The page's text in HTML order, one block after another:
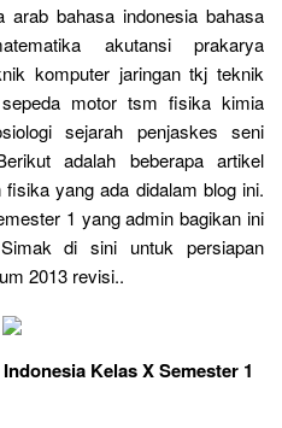
arab bahasa indonesia bahasa
akutansi prakarya
komputer jaringan tkj teknik
motor tsm fisika kimia
sejarah penjaskes seni
adalah beberapa artikel
yang ada didalam blog ini.
1 yang admin bagikan ini
di sini untuk persiapan
2013 revisi..
Kelas X Semester 1